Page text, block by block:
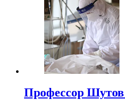
Профессор Шутов